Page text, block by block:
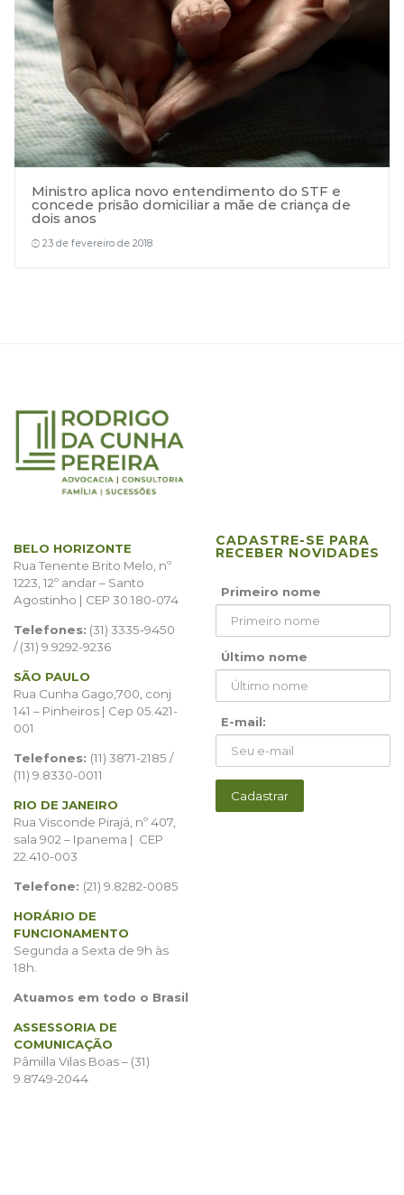
Ministro aplica novo entendimento do STF e
concede prisão domiciliar a mãe de criança de
dois anos
23 de fevereiro de 2018
BELO HORIZONTE
Rua Tenente Brito Melo, nº
1223, 12º andar – Santo
Agostinho | CEP 30.180-074
Telefones: (31) 3335-9450
/ (31) 9.9292-9236
SÃO PAULO
Rua Cunha Gago,700, conj
141 – Pinheiros | Cep 05.421-
001
Telefones: (11) 3871-2185 /
(11) 9.8330-0011
RIO DE JANEIRO
Rua Visconde Pirajá, nº 407,
sala 902 – Ipanema | CEP
22.410-003
Telefone: (21) 9.8282-0085
HORÁRIO DE
FUNCIONAMENTO
Segunda a Sexta de 9h às
18h.
Atuamos em todo o Brasil
ASSESSORIA DE
COMUNICAÇÃO
Pâmilla Vilas Boas – (31)
9.8749-2044
CADASTRE-SE PARA
RECEBER NOVIDADES
Primeiro nome
Último nome
E-mail: